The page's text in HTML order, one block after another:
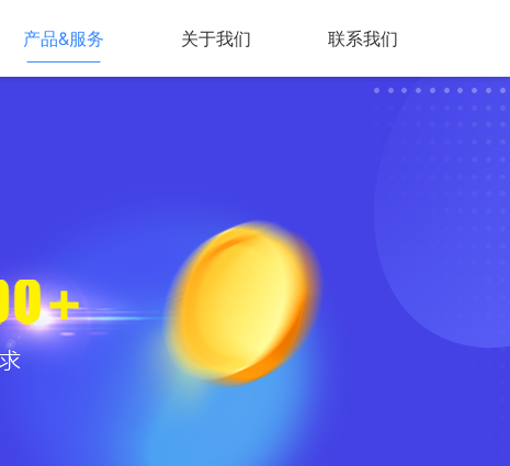
产品&服务 关于我们 联系我们